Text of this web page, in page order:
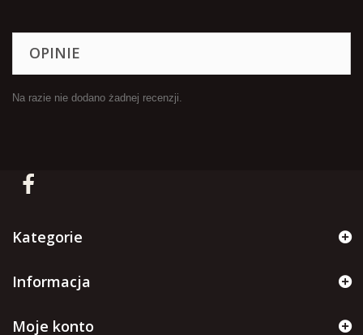
OPINIE
Na razie nie dodano żadnej recenzji.
Kategorie
Informacja
Moje konto